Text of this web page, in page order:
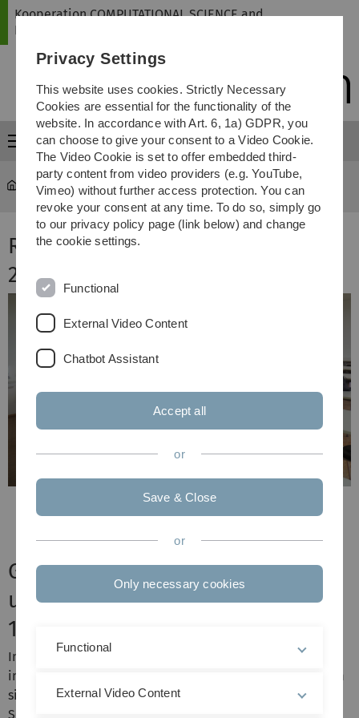
Skip
Skip
Skip
Skip
Kooperation COMPUTATIONAL SCIENCE and
ENGINEERING
Menu
mawi-cse ... Modellierungswoche 2017
Rückblick - Modellierungswoche
2017
Previous
Next
Good vibrations - Modellierung
und Simulation vom 12.06. -
14.06.17
In die diesjährige Modellierungswoche kamen an CSE
interessierte Schülerinnen und Schüler der Oberstufe, um
sich eingehend mit dem Studiengang Computational
Science and Engineering (CSE) auseinanderzusetzen.
Privacy Settings
This website uses cookies. Strictly Necessary
Cookies are essential for the functionality of the
website. In accordance with Art. 6, 1a) GDPR, you
can choose to give your consent to a Video Cookie.
The Video Cookie is set to offer embedded third-
party content from video providers (e.g. YouTube,
Vimeo) without further access protection. You can
revoke your consent at any time. To do so, simply go
to our privacy policy page (link below) and change
the cookie settings.
Functional
External Video Content
Chatbot Assistant
Accept all
or
Save & Close
or
Only necessary cookies
Functional
External Video Content